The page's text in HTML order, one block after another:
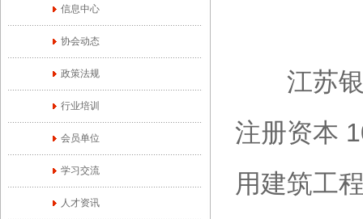
信息中心
协会动态
政策法规
行业培训
会员单位
学习交流
人才资讯
江苏银
注册资本
用建筑工